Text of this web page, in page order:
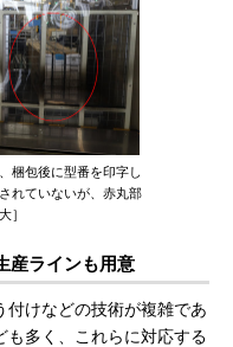
梱包後に型番を印字し
れていないが、赤丸部
］
産ラインも用意
けなどの技術が複雑であ
も多く、これらに対応する